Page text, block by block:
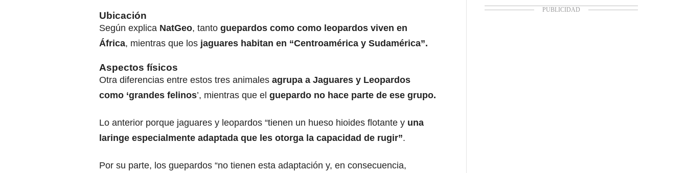
Ubicación
Según explica NatGeo, tanto guepardos como como leopardos viven en
África, mientras que los jaguares habitan en “Centroamérica y Sudamérica”.
Aspectos físicos
Otra diferencias entre estos tres animales agrupa a Jaguares y Leopardos
como ‘grandes felinos’, mientras que el guepardo no hace parte de ese grupo.
Lo anterior porque jaguares y leopardos “tienen un hueso hioides flotante y una
laringe especialmente adaptada que les otorga la capacidad de rugir”.
Por su parte, los guepardos “no tienen esta adaptación y, en consecuencia,